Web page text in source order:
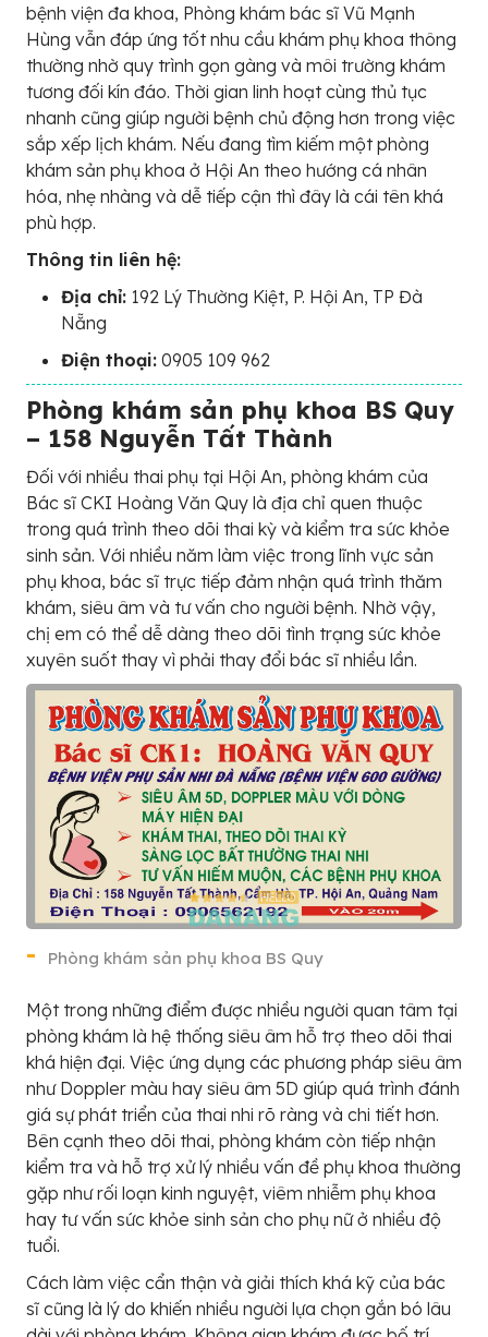
bệnh viện đa khoa, Phòng khám bác sĩ Vũ Mạnh
Hùng vẫn đáp ứng tốt nhu cầu khám phụ khoa thông
thường nhờ quy trình gọn gàng và môi trường khám
tương đối kín đáo. Thời gian linh hoạt cùng thủ tục
nhanh cũng giúp người bệnh chủ động hơn trong việc
sắp xếp lịch khám. Nếu đang tìm kiếm một phòng
khám sản phụ khoa ở Hội An theo hướng cá nhân
hóa, nhẹ nhàng và dễ tiếp cận thì đây là cái tên khá
phù hợp.
Thông tin liên hệ:
Địa chỉ: 192 Lý Thường Kiệt, P. Hội An, TP Đà
Nẵng
Điện thoại: 0905 109 962
Phòng khám sản phụ khoa BS Quy
– 158 Nguyễn Tất Thành
Đối với nhiều thai phụ tại Hội An, phòng khám của
Bác sĩ CKI Hoàng Văn Quy là địa chỉ quen thuộc
trong quá trình theo dõi thai kỳ và kiểm tra sức khỏe
sinh sản. Với nhiều năm làm việc trong lĩnh vực sản
phụ khoa, bác sĩ trực tiếp đảm nhận quá trình thăm
khám, siêu âm và tư vấn cho người bệnh. Nhờ vậy,
chị em có thể dễ dàng theo dõi tình trạng sức khỏe
xuyên suốt thay vì phải thay đổi bác sĩ nhiều lần.
Phòng khám sản phụ khoa BS Quy
Một trong những điểm được nhiều người quan tâm tại
phòng khám là hệ thống siêu âm hỗ trợ theo dõi thai
khá hiện đại. Việc ứng dụng các phương pháp siêu âm
như Doppler màu hay siêu âm 5D giúp quá trình đánh
giá sự phát triển của thai nhi rõ ràng và chi tiết hơn.
Bên cạnh theo dõi thai, phòng khám còn tiếp nhận
kiểm tra và hỗ trợ xử lý nhiều vấn đề phụ khoa thường
gặp như rối loạn kinh nguyệt, viêm nhiễm phụ khoa
hay tư vấn sức khỏe sinh sản cho phụ nữ ở nhiều độ
tuổi.
Cách làm việc cẩn thận và giải thích khá kỹ của bác
sĩ cũng là lý do khiến nhiều người lựa chọn gắn bó lâu